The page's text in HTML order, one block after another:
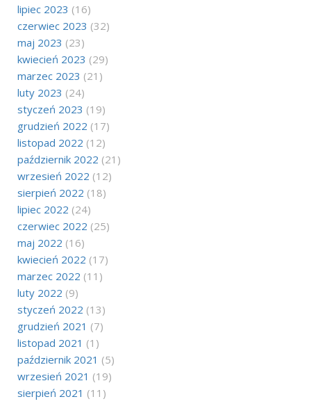
lipiec 2023 (16)
czerwiec 2023 (32)
maj 2023 (23)
kwiecień 2023 (29)
marzec 2023 (21)
luty 2023 (24)
styczeń 2023 (19)
grudzień 2022 (17)
listopad 2022 (12)
październik 2022 (21)
wrzesień 2022 (12)
sierpień 2022 (18)
lipiec 2022 (24)
czerwiec 2022 (25)
maj 2022 (16)
kwiecień 2022 (17)
marzec 2022 (11)
luty 2022 (9)
styczeń 2022 (13)
grudzień 2021 (7)
listopad 2021 (1)
październik 2021 (5)
wrzesień 2021 (19)
sierpień 2021 (11)